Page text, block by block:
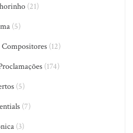
(21)
(5)
Compositores(12)
(174)
(5)
(7)
(3)